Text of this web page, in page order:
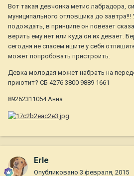
Вот такая девчонка метис лабрадора,
муниципального отловщика до завтра!!!
подождать, в принципе он повезет
верить ему нет или куда он их девает.
сегодня не спасем ищите у себя
может попробовать пристроить.
Девка молодая может набрать на
приютит? СБ 4276 3800 9889 1661
89262311054 Анна
Erle
Опубликовано 3 февраля, 2015